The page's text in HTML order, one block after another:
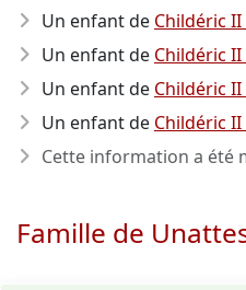
Un enfant de Childéric
Un enfant de Childéric
Un enfant de Childéric
Un enfant de Childéric
Cette information a été
Famille de